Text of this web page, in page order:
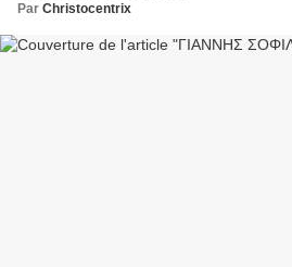
Par Christocentrix